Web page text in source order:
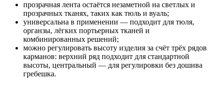
прозрачная лента остаётся незаметной на светлых и
прозрачных тканях, таких как тюль и вуаль;
универсальна в применении — подходит для тюля,
органзы, лёгких портьерных тканей и
комбинированных решений;
можно регулировать высоту изделия за счёт трёх рядов
карманов: верхний ряд подходит для стандартной
высоты, центральный — для регулировки без дошива
гребешка.